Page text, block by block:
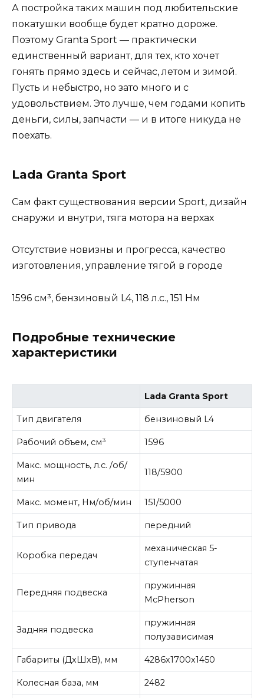
А постройка таких машин под любительские
покатушки вообще будет кратно дороже.
Поэтому Granta Sport — практически
единственный вариант, для тех, кто хочет
гонять прямо здесь и сейчас, летом и зимой.
Пусть и небыстро, но зато много и с
удовольствием. Это лучше, чем годами копить
деньги, силы, запчасти — и в итоге никуда не
поехать.
Lada Granta Sport
Сам факт существования версии Sport, дизайн
снаружи и внутри, тяга мотора на верхах
Отсутствие новизны и прогресса, качество
изготовления, управление тягой в городе
1596 см³, бензиновый L4, 118 л.с., 151 Нм
Подробные технические
характеристики
Lada Granta Sport
Тип двигателя бензиновый L4
Рабочий объем, см³ 1596
Макс. мощность, л.с. /об/
мин
118/5900
Макс. момент, Нм/об/мин 151/5000
Тип привода передний
Коробка передач
механическая 5-
ступенчатая
Передняя подвеска
пружинная
McPherson
Задняя подвеска
пружинная
полузависимая
Габариты (ДхШхВ), мм 4286х1700х1450
Колесная база, мм 2482